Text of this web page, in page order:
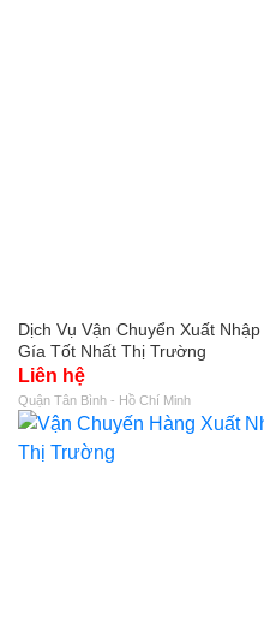
Dịch Vụ Vận Chuyển Xuất
Gía Tốt Nhất Thị Trường
Liên hệ
Quận Tân Bình - Hồ Chí Minh